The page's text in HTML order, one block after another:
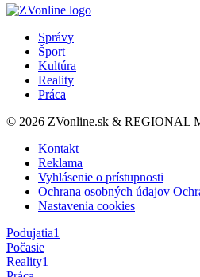
Správy
Šport
Kultúra
Reality
Práca
© 2026 ZVonline.sk & REGIONAL
Kontakt
Reklama
Vyhlásenie o prístupnosti
Ochrana osobných údajov
Nastavenia cookies
Podujatia1
Počasie
Reality1